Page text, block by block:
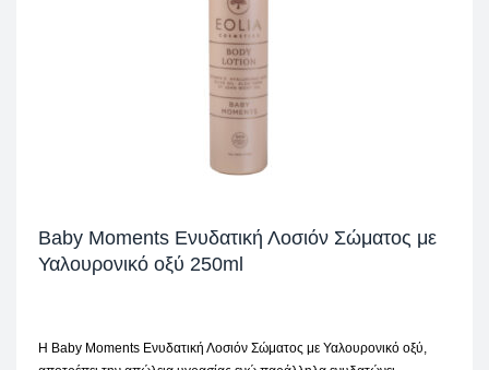
Baby Moments Ενυδατική Λοσιόν Σώματος με
Υαλουρονικό οξύ 250ml
Η Baby Moments Ενυδατική Λοσιόν Σώματος με Υαλουρονικό οξύ,